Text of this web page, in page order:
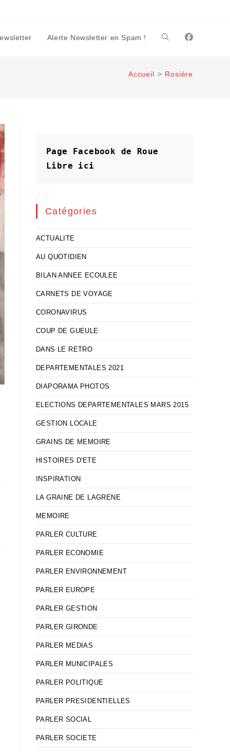
Alerte Newsletter en Spam ! Toggle
website
Accueil > Rosière
Page Facebook de Roue
Libre
ici
Catégories
ACTUALITE
AU QUOTIDIEN
BILAN ANNEE ECOULEE
CARNETS DE VOYAGE
CORONAVIRUS
COUP DE GUEULE
DANS LE RETRO
DEPARTEMENTALES 2021
DIAPORAMA PHOTOS
ELECTIONS DEPARTEMENTALES MARS 2015
GESTION LOCALE
GRAINS DE MEMOIRE
HISTOIRES D'ETE
INSPIRATION
LA GRAINE DE LAGRENE
MEMOIRE
PARLER CULTURE
PARLER ECONOMIE
PARLER ENVIRONNEMENT
PARLER EUROPE
PARLER GESTION
PARLER GIRONDE
PARLER MEDIAS
PARLER MUNICIPALES
PARLER POLITIQUE
PARLER PRESIDENTIELLES
PARLER SOCIAL
PARLER SOCIETE